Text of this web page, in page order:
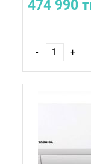
474 990
- +